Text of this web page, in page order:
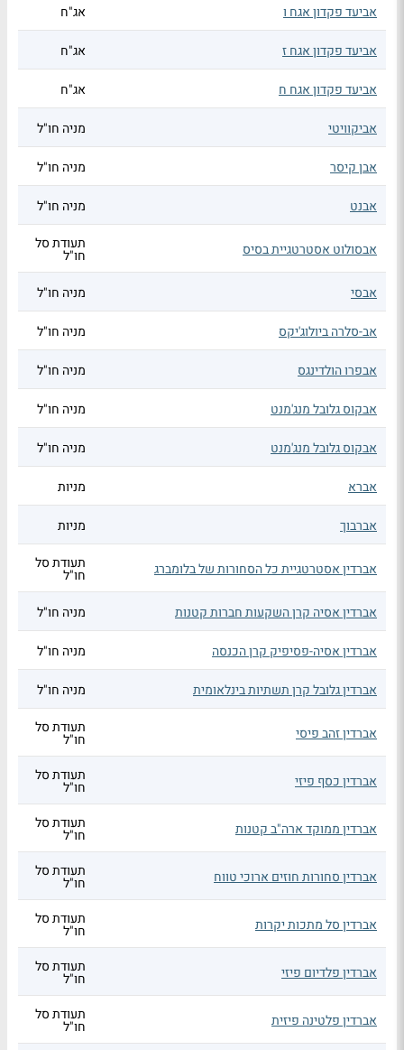
אביעד פקדון אגח ו אג"ח
אביעד פקדון אגח ז אג"ח
אביעד פקדון אגח ח אג"ח
אביקוויטי מניה חו"ל
אבן קיסר מניה חו"ל
אבנט מניה חו"ל
אבסולוט אסטרטגיית בסיס תעודת סל
חו"ל
אבסי
מניה חו"ל
אב-סלרה ביולוג'יקס מניה חו"ל
אבפרו הולדינגס מניה חו"ל
אבקוס גלובל מנג'מנט מניה חו"ל
אבקוס גלובל מנג'מנט מניה חו"ל
אברא מניות
אברבוך מניות
אברדין אסטרטגיית כל הסחורות של בלומברג תעודת סל
חו"ל
אברדין אסיה קרן השקעות חברות קטנות
מניה חו"ל
אברדין אסיה-פסיפיק קרן הכנסה מניה חו"ל
אברדין גלובל קרן תשתיות בינלאומית מניה חו"ל
אברדין זהב פיסי תעודת סל
חו"ל
אברדין כסף פיזי תעודת סל
חו"ל
אברדין ממוקד ארה"ב קטנות תעודת סל
חו"ל
אברדין סחורות חוזים ארוכי טווח תעודת סל
חו"ל
אברדין סל מתכות יקרות תעודת סל
חו"ל
אברדין פלדיום פיזי תעודת סל
חו"ל
אברדין פלטינה פיזית תעודת סל
חו"ל